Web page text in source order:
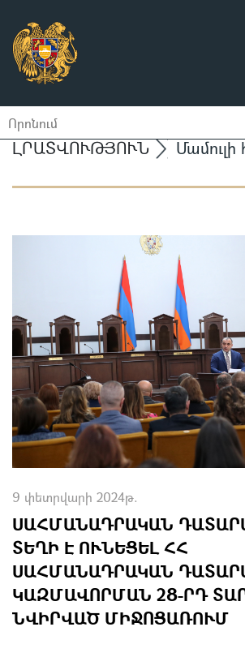
ԼՐԱՏՎՈՒԹՅՈՒՆ Մամուլի
9 փետրվարի 2024թ.
ՍԱՀՄԱՆԱԴՐԱԿԱՆ
ՏԵՂԻ Է ՈՒՆԵՑԵԼ ՀՀ
ՍԱՀՄԱՆԱԴՐԱԿԱՆ
ԿԱԶՄԱՎՈՐՄԱՆ 28-ՐԴ
ՆՎԻՐՎԱԾ ՄԻՋՈՑԱՌՈՒՄ